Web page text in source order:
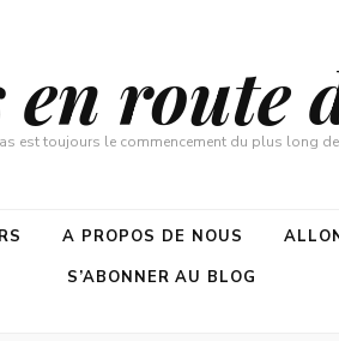
en
est toujours le commencement du plus long
A PROPOS DE NOUS
S’ABONNER AU BLOG